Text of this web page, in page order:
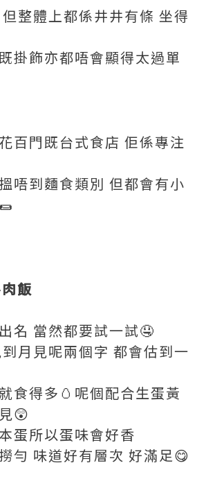
整體上都係井井有條 坐得
掛飾亦都唔會顯得太過單
百門既台式食店 佢係專注
唔到麵食類別 但都會有小
飯
名 當然都要試一試🤤
月見呢兩個字 都會估到一
食得多🥚呢個配合生蛋黃
😲
蛋所以蛋味會好香
勻 味道好有層次 好滿足😋